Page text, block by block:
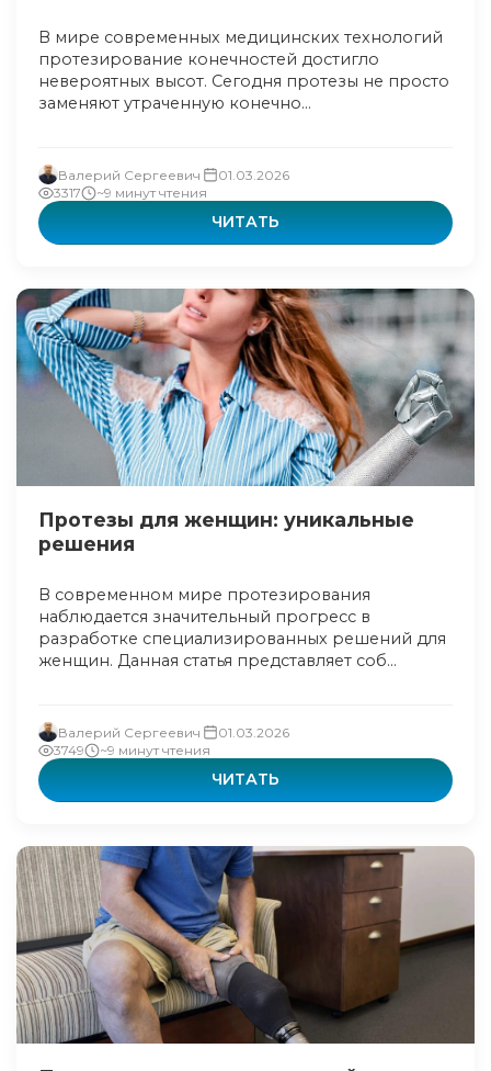
В мире современных медицинских технологий
протезирование конечностей достигло
невероятных высот. Сегодня протезы не просто
заменяют утраченную конечно...
Валерий Сергеевич
01.03.2026
3317
~9 минут чтения
ЧИТАТЬ
Протезы для женщин: уникальные
решения
В современном мире протезирования
наблюдается значительный прогресс в
разработке специализированных решений для
женщин. Данная статья представляет соб...
Валерий Сергеевич
01.03.2026
3749
~9 минут чтения
ЧИТАТЬ